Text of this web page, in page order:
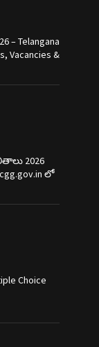
– Telangana
Vacancies &
2026
లో
Choice